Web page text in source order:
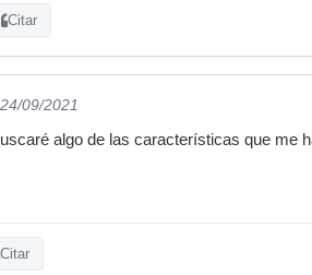
Citar
09/2021
algo de las características que me
Citar